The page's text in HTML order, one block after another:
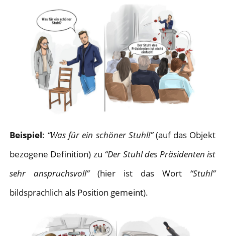
Beispiel: “Was für ein schöner Stuhl!”(auf das Objekt
bezogene Definition) zu “Der Stuhl des Präsidenten ist
sehr anspruchsvoll”(hier ist das Wort “Stuhl”
bildsprachlich als Position gemeint).